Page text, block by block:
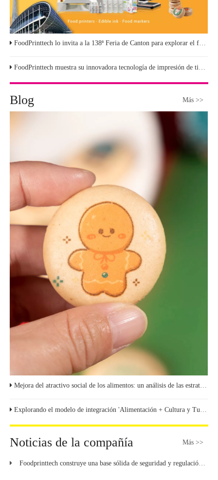
FoodPrinttech lo invita a la 138ª Feria de Canton para explorar el futuro de la tecnología de impresión de alimentos
FoodPrinttech muestra su innovadora tecnología de impresión de tinta comestible en IBA 2025
Blog Más >>
Mejora del atractivo social de los alimentos: un análisis de las estrategias de presentación visual y operación de contenidos
Explorando el modelo de integración 'Alimentación + Cultura y Turismo'
Noticias de la compañía Más >>
Foodprinttech construye una base sólida de seguridad y regulación para la industria